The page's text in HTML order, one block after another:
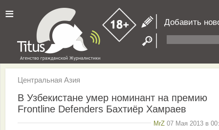
≡ Добавить
Центральная Азия
В Узбекистане умер номинант на премию
Frontline Defenders Бахтиёр Хамраев
MrZ 07 Мая 2013 в